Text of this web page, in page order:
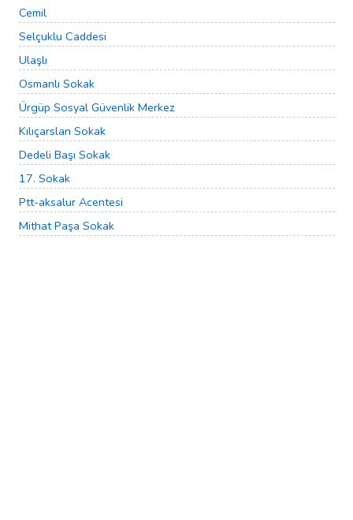
Cemil
Selçuklu Caddesi
Ulaşlı
Osmanlı Sokak
Ürgüp Sosyal Güvenlik Merkez
Kılıçarslan Sokak
Dedeli Başı Sokak
17. Sokak
Ptt-aksalur Acentesi
Mithat Paşa Sokak